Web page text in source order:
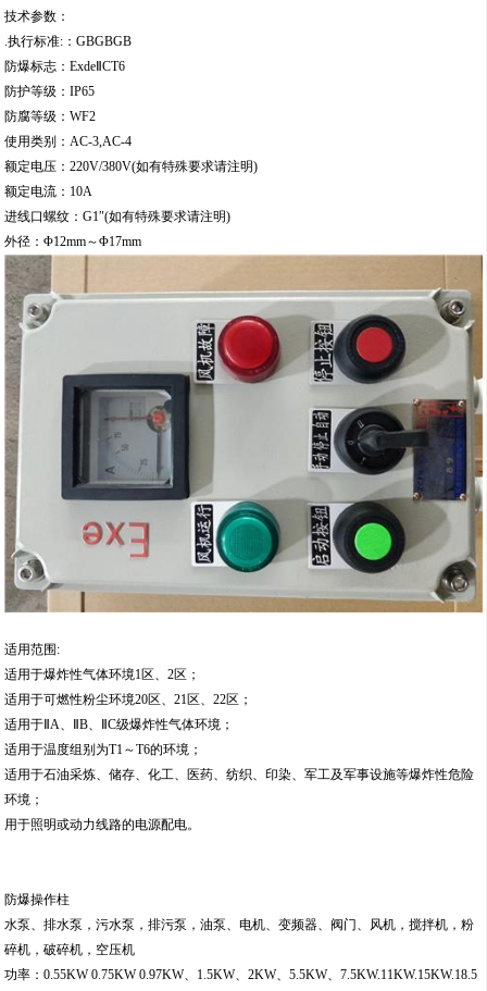
技术参数：
.执行标准:：GBGBGB
防爆标志：ExdeⅡCT6
防护等级：IP65
防腐等级：WF2
使用类别：AC-3,AC-4
额定电压：220V/380V(如有特殊要求请注明)
额定电流：10A
进线口螺纹：G1″(如有特殊要求请注明)
外径：Φ12mm～Φ17mm
适用范围:
适用于爆炸性气体环境1区、2区；
适用于可燃性粉尘环境20区、21区、22区；
适用于ⅡA、ⅡB、ⅡC级爆炸性气体环境；
适用于温度组别为T1～T6的环境；
适用于石油采炼、储存、化工、医药、纺织、印染、军工及军事设施等爆炸性危险
环境；
用于照明或动力线路的电源配电。
防爆操作柱
水泵、排水泵，污水泵，排污泵，油泵、电机、变频器、阀门、风机，搅拌机，粉
碎机，破碎机，空压机
功率：0.55KW 0.75KW 0.97KW、1.5KW、2KW、5.5KW、7.5KW.11KW.15KW.18.5